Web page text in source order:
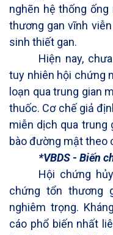
nghẽn hệ thống
thương gan vĩnh
sinh thiết gan.
Hiện nay,
tuy nhiên hội chứng
loạn qua trung gian
thuốc. Cơ chế giả
miễn dịch qua trung
bào đường mật theo
*VBDS - Biến
Hội chứng
chứng tổn thương
nghiêm trọng.
cáo phổ biến nhất